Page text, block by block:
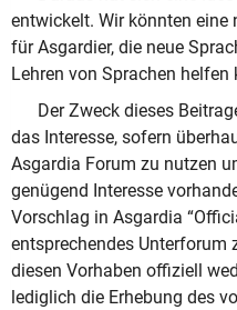
entwickelt. Wir könnten eine
für Asgardier, die neue
Lehren von Sprachen helfen
Der Zweck dieses
das Interesse, sofern
Asgardia Forum zu nutzen
genügend Interesse
Vorschlag in Asgardia
entsprechendes
diesen Vorhaben offiziell
lediglich die Erhebung des